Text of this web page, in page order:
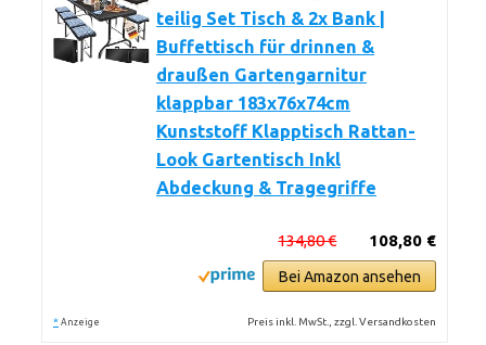
teilig Set Tisch & 2x Bank |
Buffettisch für drinnen &
draußen Gartengarnitur
klappbar 183x76x74cm
Kunststoff Klapptisch Rattan-
Look Gartentisch Inkl
Abdeckung & Tragegriffe
108,80 €
134,80 €
Bei Amazon ansehen
* Anzeige Preis inkl. MwSt., zzgl. Versandkosten